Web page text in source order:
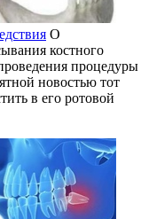
О
костного
процедуры
новостью тот
в его ротовой